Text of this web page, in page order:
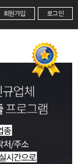
로그인
회원가입